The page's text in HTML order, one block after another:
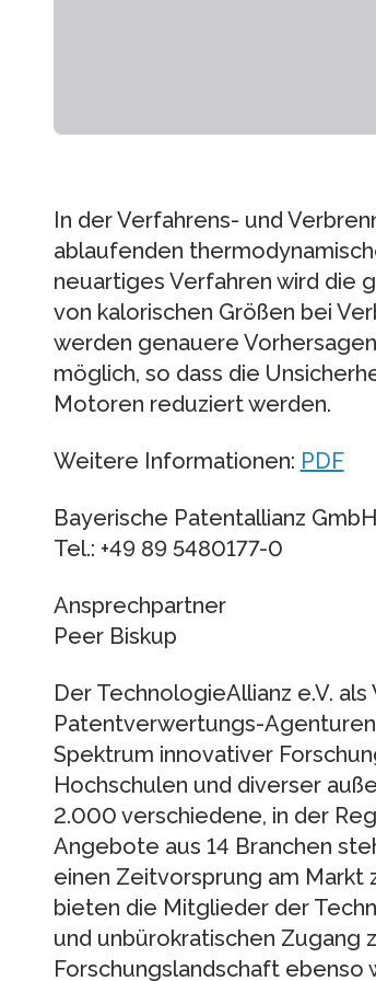
In der Verfahrens- und
ablaufenden
neuartiges Verfahren wird die
von kalorischen Größen bei
werden genauere
möglich, so dass die
Motoren reduziert werden.
Weitere Informationen: PDF
Bayerische Patentallianz GmbH
Tel.: +49 89 5480177-0
Ansprechpartner
Peer Biskup
Der TechnologieAllianz e.V.
Patentverwertungs-
Spektrum innovativer
Hochschulen und diverser
2.000 verschiedene, in der
Angebote aus 14 Branchen
einen Zeitvorsprung am Markt
bieten die Mitglieder der
und unbürokratischen
Forschungslandschaft